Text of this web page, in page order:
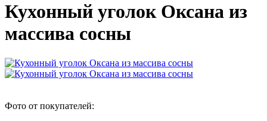
Кухонный уголок Оксана из
массива сосны
Фото от покупателей: